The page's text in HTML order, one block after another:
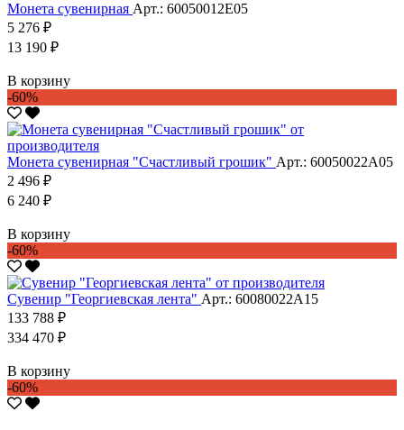
Монета сувенирная Арт.: 60050012Е05
5 276 ₽
13 190 ₽
В корзину
-60%
Монета сувенирная "Счастливый грошик" Арт.: 60050022А05
2 496 ₽
6 240 ₽
В корзину
-60%
Сувенир "Георгиевская лента" Арт.: 60080022А15
133 788 ₽
334 470 ₽
В корзину
-60%